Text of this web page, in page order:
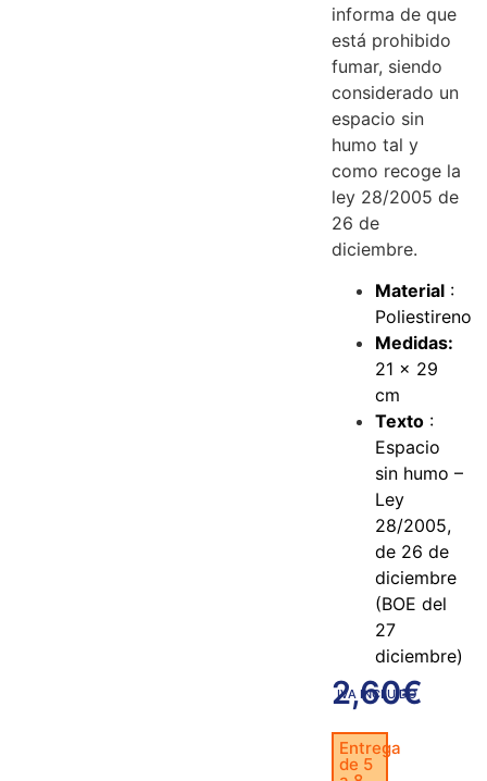
informa de que
está prohibido
fumar, siendo
considerado un
espacio sin
humo tal y
como recoge la
ley 28/2005 de
26 de
diciembre.
Material :
Poliestireno
Medidas:
21 x 29
cm
Texto :
Espacio
sin humo –
Ley
28/2005,
de 26 de
diciembre
(BOE del
27
diciembre)
2,60€
IVA INCLUIDO
Entrega
de 5